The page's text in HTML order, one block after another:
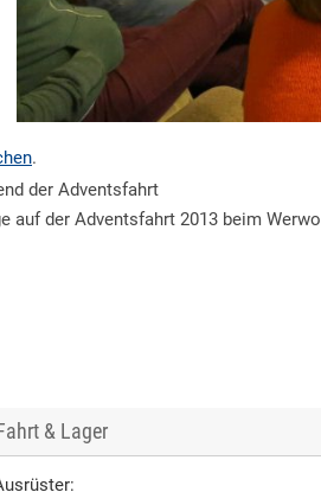
.
der Adventsfahrt
auf der Adventsfahrt 2013 beim
& Lager